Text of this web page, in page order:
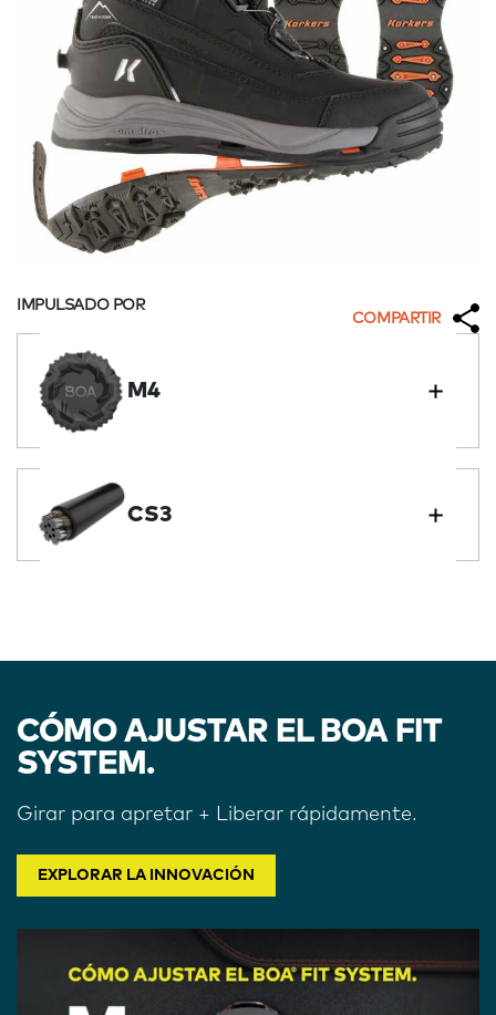
COMPARTIR
IMPULSADO POR
M4
CS3
CÓMO AJUSTAR EL BOA FIT
SYSTEM.
Girar para apretar + Liberar rápidamente.
EXPLORAR LA INNOVACIÓN